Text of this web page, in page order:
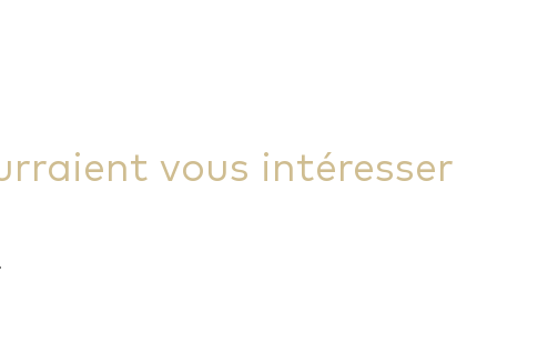
vous intéresser